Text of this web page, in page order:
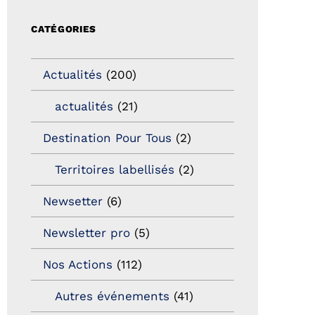
CATÉGORIES
Actualités (200)
actualités (21)
Destination Pour Tous (2)
Territoires labellisés (2)
Newsetter (6)
Newsletter pro (5)
Nos Actions (112)
Autres événements (41)